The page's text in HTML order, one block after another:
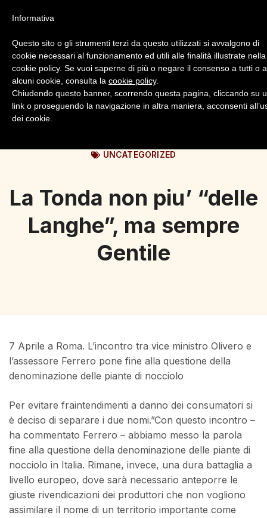
Login Registrazione
UNCATEGORIZED
La Tonda non piu’ “delle
Langhe”, ma sempre
Gentile
7 Aprile a Roma. L’incontro tra vice ministro Olivero e
l’assessore Ferrero pone fine alla questione della
denominazione delle piante di nocciolo
Per evitare fraintendimenti a danno dei consumatori si
è deciso di separare i due nomi.”Con questo incontro –
ha commentato Ferrero – abbiamo messo la parola
fine alla questione della denominazione delle piante di
nocciolo in Italia. Rimane, invece, una dura battaglia a
livello europeo, dove sarà necessario anteporre le
giuste rivendicazioni dei produttori che non vogliono
assimilare il nome di un territorio importante come
Informativa
Questo sito o gli strumenti terzi da questo utilizzati si avvalgono di
cookie necessari al funzionamento ed utili alle finalità illustrate nella
cookie policy. Se vuoi saperne di più o negare il consenso a tutti o
alcuni cookie, consulta la cookie policy.
Chiudendo questo banner, scorrendo questa pagina, cliccando su
link o proseguendo la navigazione in altra maniera, acconsenti
dei cookie.